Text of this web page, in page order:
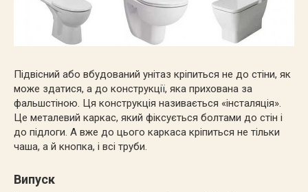
Підвісний або вбудований унітаз кріпиться не до стіни, як
може здатися, а до конструкції, яка прихована за
фальшстіною. Ця конструкція називається «інсталяція».
Це металевий каркас, який фіксується болтами до стін і
до підлоги. А вже до цього каркаса кріпиться не тільки
чаша, а й кнопка, і всі труби.
Випуск